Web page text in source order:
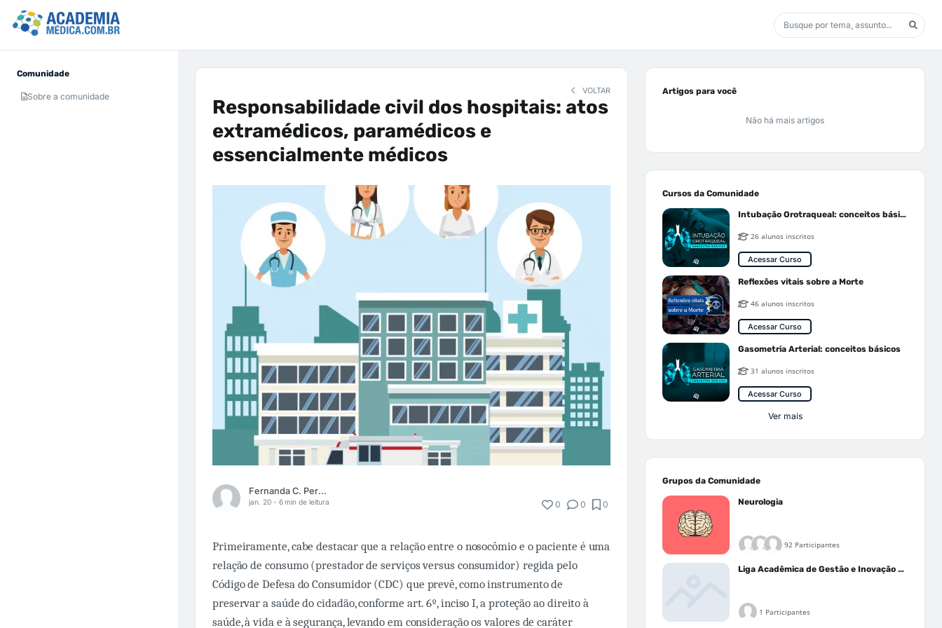
Comunidade
Sobre a comunidade
VOLTAR
Responsabilidade civil dos hospitais: atos
extramédicos, paramédicos e
essencialmente médicos
Fernanda C. Perin Câmara
jan. 20 - 6 min de leitura 0 0 0
Primeiramente, cabe destacar que a relação entre o nosocômio e o paciente é uma
relação de consumo (prestador de serviços versus consumidor) regida pelo
Código de Defesa do Consumidor (CDC) que prevê, como instrumento de
preservar a saúde do cidadão, conforme art. 6º, inciso I, a proteção ao direito à
saúde, à vida e à segurança, levando em consideração os valores de caráter
Artigos para você
Não há mais artigos
Cursos da Comunidade
Intubação Orotraqueal: conceitos básicos
26 alunos inscritos
Acessar Curso
Reflexões vitais sobre a Morte
46 alunos inscritos
Acessar Curso
Gasometria Arterial: conceitos básicos
31 alunos inscritos
Acessar Curso
Ver mais
Grupos da Comunidade
Neurologia
92 Participantes
Liga Acadêmica de Gestão e Inovação Médica - LAGIM
1 Participantes